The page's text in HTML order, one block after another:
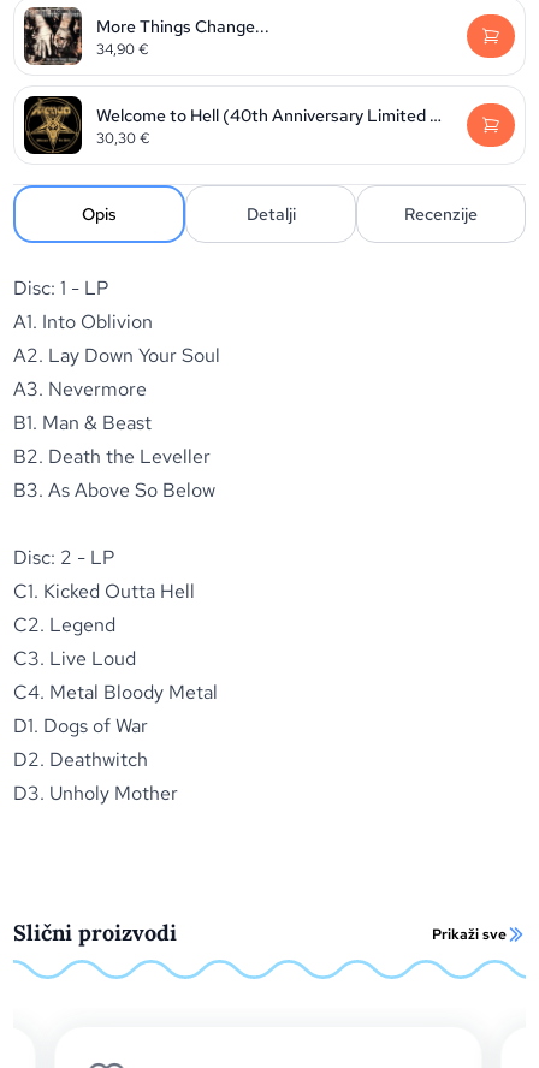
More Things Change...
34,90€
Welcome to Hell (40th Anniversary Limited Edition)
30,30€
Opis Detalji Recenzije
Disc: 1 - LP
A1. Into Oblivion
A2. Lay Down Your Soul
A3. Nevermore
B1. Man & Beast
B2. Death the Leveller
B3. As Above So Below
Disc: 2 - LP
C1. Kicked Outta Hell
C2. Legend
C3. Live Loud
C4. Metal Bloody Metal
D1. Dogs of War
D2. Deathwitch
D3. Unholy Mother
Slični proizvodi Prikaži sve